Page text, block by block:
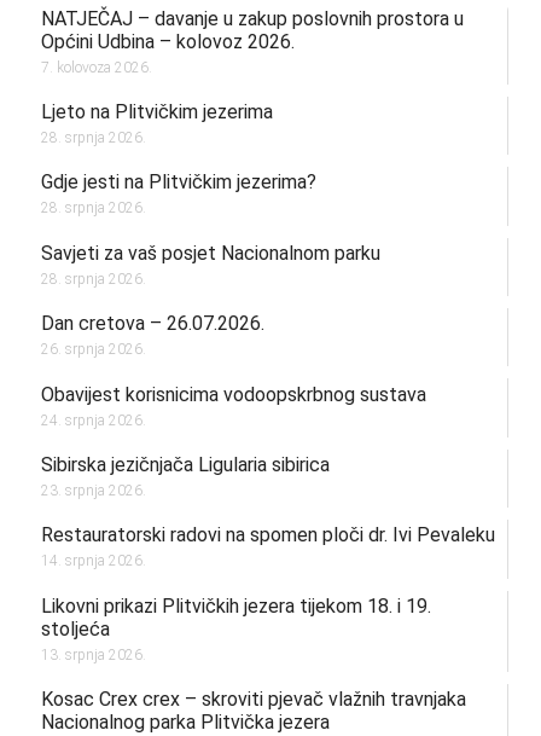
NATJEČAJ – davanje u zakup poslovnih prostora u
Općini Udbina – kolovoz 2026.
7. kolovoza 2026.
Ljeto na Plitvičkim jezerima
28. srpnja 2026.
Gdje jesti na Plitvičkim jezerima?
28. srpnja 2026.
Savjeti za vaš posjet Nacionalnom parku
28. srpnja 2026.
Dan cretova – 26.07.2026.
26. srpnja 2026.
Obavijest korisnicima vodoopskrbnog sustava
24. srpnja 2026.
Sibirska jezičnjača Ligularia sibirica
23. srpnja 2026.
Restauratorski radovi na spomen ploči dr. Ivi Pevaleku
14. srpnja 2026.
Likovni prikazi Plitvičkih jezera tijekom 18. i 19.
stoljeća
13. srpnja 2026.
Kosac Crex crex – skroviti pjevač vlažnih travnjaka
Nacionalnog parka Plitvička jezera